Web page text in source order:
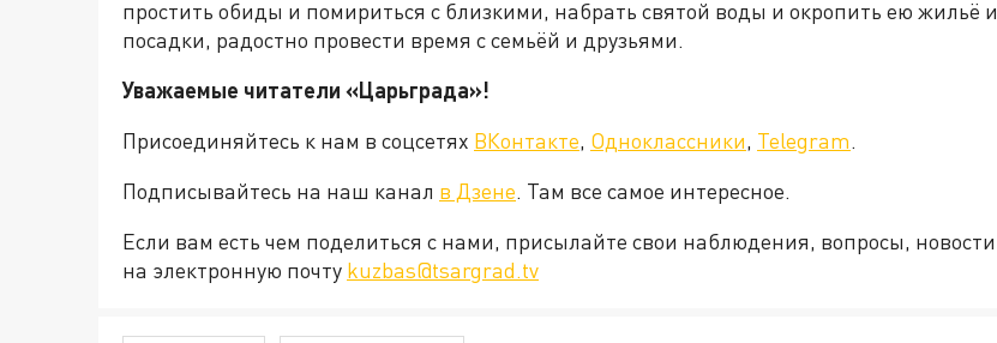
простить обиды и помириться с близкими, набрать святой воды и окропить ею жильё и
посадки, радостно провести время с семьёй и друзьями.
Уважаемые читатели «Царьграда»!
Присоединяйтесь к нам в соцсетях ВКонтакте, Одноклассники, Telegram.
Подписывайтесь на наш канал в Дзене. Там все самое интересное.
Если вам есть чем поделиться с нами, присылайте свои наблюдения, вопросы, новости
на электронную почту kuzbas@tsargrad.tv